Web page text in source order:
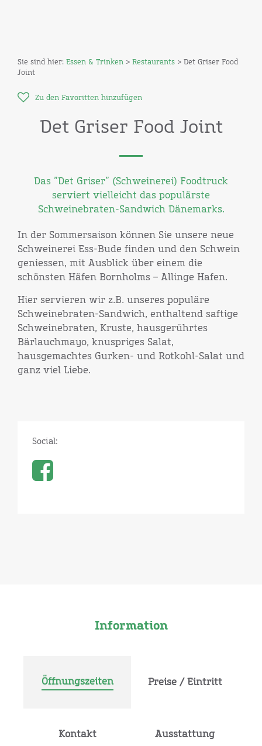
Sie sind hier: Essen & Trinken > Restaurants > Det Griser Food
Joint
Zu den Favoritten hinzufügen
Det Griser Food Joint
Das ”Det Griser” (Schweinerei) Foodtruck
serviert vielleicht das populärste
Schweinebraten-Sandwich Dänemarks.
In der Sommersaison können Sie unsere neue
Schweinerei Ess-Bude finden und den Schwein
geniessen, mit Ausblick über einem die
schönsten Häfen Bornholms – Allinge Hafen.
Hier servieren wir z.B. unseres populäre
Schweinebraten-Sandwich, enthaltend saftige
Schweinebraten, Kruste, hausgerührtes
Bärlauchmayo, knuspriges Salat,
hausgemachtes Gurken- und Rotkohl-Salat und
ganz viel Liebe.
Social:
Information
Öffnungszeiten Preise / Eintritt
Kontakt Ausstattung